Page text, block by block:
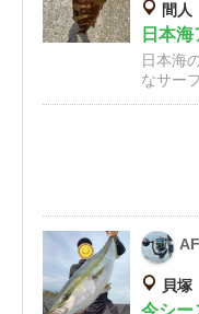
間人
日本
日本海
なサー
貝塚